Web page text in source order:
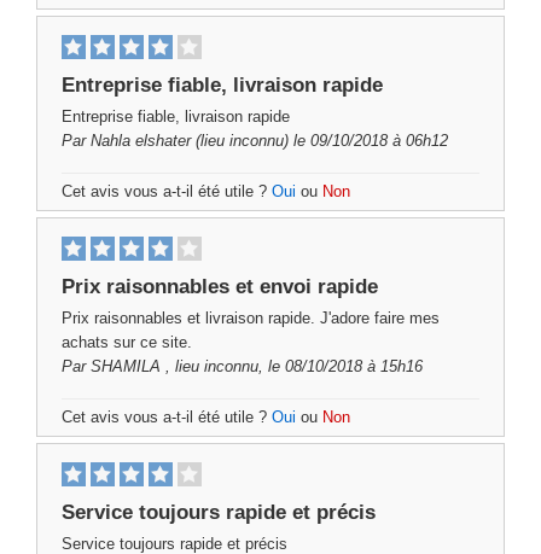
Entreprise fiable, livraison rapide
Entreprise fiable, livraison rapide
Par Nahla elshater(lieu inconnu) le 09/10/2018 à 06h12
Cet avis vous a-t-il été utile ? Oui ou Non
Prix ​​raisonnables et envoi rapide
Prix ​​raisonnables et livraison rapide. J'adore faire mes
achats sur ce site.
Par SHAMILA , lieu inconnu, le 08/10/2018 à 15h16
Cet avis vous a-t-il été utile ? Oui ou Non
Service toujours rapide et précis
Service toujours rapide et précis